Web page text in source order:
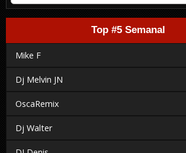
Top #5 Semanal
Mike F
Dj Melvin JN
OscaRemix
Dj Walter